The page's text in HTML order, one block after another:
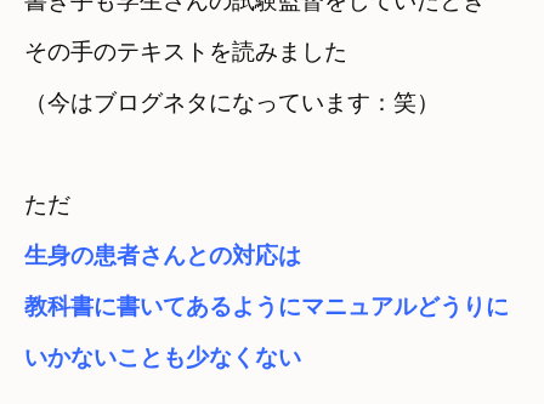
その手のテキストを読みました
（今はブログネタになっています：笑）
生身の患者さんとの対応は
教科書に書いてあるようにマニュアルどうりに
いかないことも少なくない